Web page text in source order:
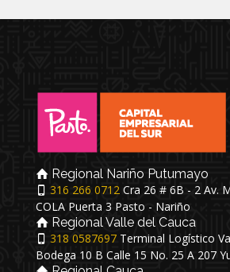
Regional Nariño Putumayo
316 266 0712 Cra 26 # 6B - 2 Av.
COLA Puerta 3 Pasto - Nariño
Regional Valle del Cauca
318 0587697 Terminal Logístico
Bodega 10 B Calle 15 No. 25 A 207